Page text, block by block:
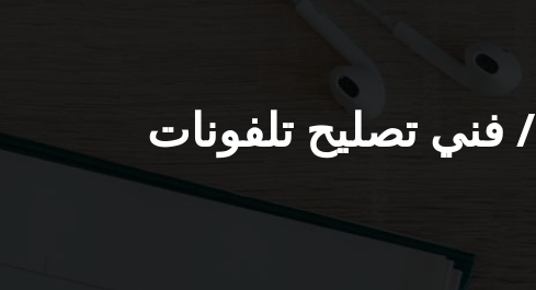
تصليح تلفونات بالبيت السرة / 56585547 / فني تصليح تلفونات